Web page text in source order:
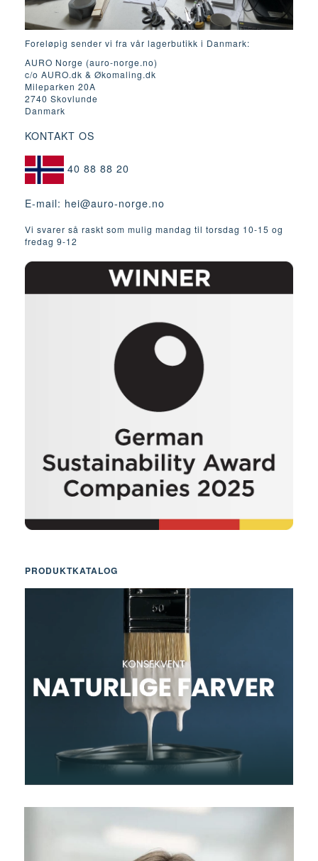
Foreløpig sender vi fra vår lagerbutikk i Danmark:
AURO Norge (auro-norge.no)
c/o AURO.dk & Økomaling.dk
Mileparken 20A
2740 Skovlunde
Danmark
KONTAKT OS
40 88 88 20
E-mail: hei@auro-norge.no
Vi svarer så raskt som mulig mandag til torsdag 10-15 og
fredag ​​9-12
PRODUKTKATALOG